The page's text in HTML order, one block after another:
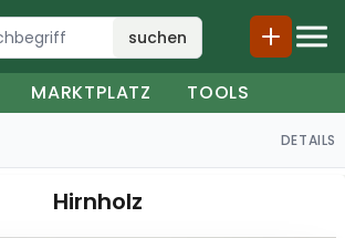
suchen
MARKTPLATZ TOOLS
DETAILS
Hirnholz